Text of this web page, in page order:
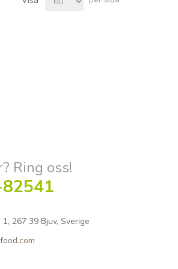
Ring oss!
267 39 Bjuv, Sverige